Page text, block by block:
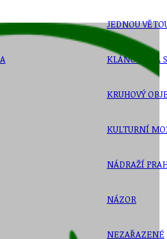
JEDNOU
KLÁNOVICKÁ
KRUHOVÝ
KULTURNÍ
NÁDRAŽÍ
NÁZOR
NEZAŘAZENÉ